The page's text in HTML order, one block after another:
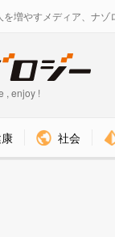
増やすメディア、ナゾ
, enjoy !
社会